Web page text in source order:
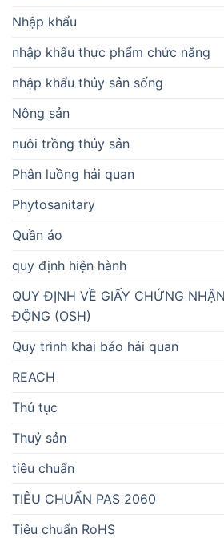
Nhập khẩu
nhập khẩu thực phẩm chức năng
nhập khẩu thủy sản sống
Nông sản
nuôi trồng thủy sản
Phân luồng hải quan
Phytosanitary
Quần áo
quy định hiện hành
QUY ĐỊNH VỀ GIẤY CHỨNG
ĐỘNG (OSH)
Quy trình khai báo hải quan
REACH
Thủ tục
Thuỷ sản
tiêu chuẩn
TIÊU CHUẨN PAS 2060
Tiêu chuẩn RoHS